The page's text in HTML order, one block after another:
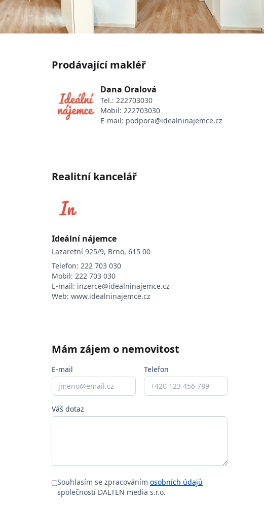
Prodávající makléř
Dana Oralová
Tel.:222703030
Mobil:222703030
E-mail: podpora@idealninajemce.cz
Realitní kancelář
Ideální nájemce
Lazaretní 925/9, Brno, 615 00
Telefon:222 703 030
Mobil:222 703 030
E-mail: inzerce@idealninajemce.cz
Web:www.idealninajemce.cz
Mám zájem o nemovitost
E-mail Telefon
Váš dotaz
Souhlasím se zpracováním osobních údajů
společností DALTEN media s.r.o.